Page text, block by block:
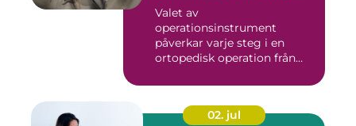
Valet av
operationsinstrument
påverkar varje steg i en
ortopedisk operation från
02. jul